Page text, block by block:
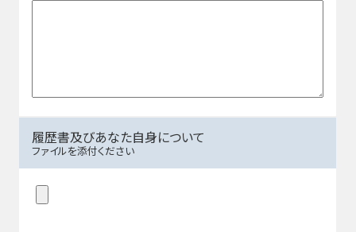
履歴書及びあなた自身について
ファイルを添付ください